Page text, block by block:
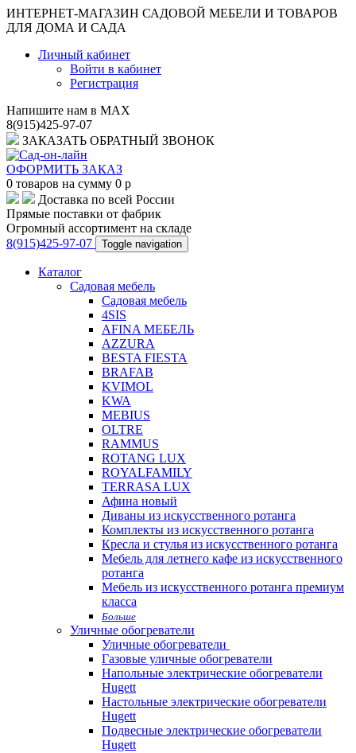
ИНТЕРНЕТ-МАГАЗИН САДОВОЙ МЕБЕЛИ И ТОВАРОВ
ДЛЯ ДОМА И САДА
Личный кабинет
Войти в кабинет
Регистрация
Напишите нам в MAX
8(915)425-97-07
ЗАКАЗАТЬ ОБРАТНЫЙ ЗВОНОК
ОФОРМИТЬ ЗАКАЗ
0 товаров на сумму 0 p
Доставка по всей России
Прямые поставки от фабрик
Огромный ассортимент на складе
8(915)425-97-07
Toggle navigation
Каталог
Садовая мебель
Садовая мебель
4SIS
AFINA МЕБЕЛЬ
AZZURA
BESTA FIESTA
BRAFAB
KVIMOL
KWA
MEBIUS
OLTRE
RAMMUS
ROTANG LUX
ROYALFAMILY
TERRASA LUX
Афина новый
Диваны из искусственного ротанга
Комплекты из искусственного ротанга
Кресла и стулья из искусственного ротанга
Мебель для летнего кафе из искусственного
ротанга
Мебель из искусственного ротанга премиум
класса
Больше
Уличные обогреватели
Уличные обогреватели
Газовые уличные обогреватели
Напольные электрические обогреватели
Hugett
Настольные электрические обогреватели
Hugett
Подвесные электрические обогреватели
Hugett